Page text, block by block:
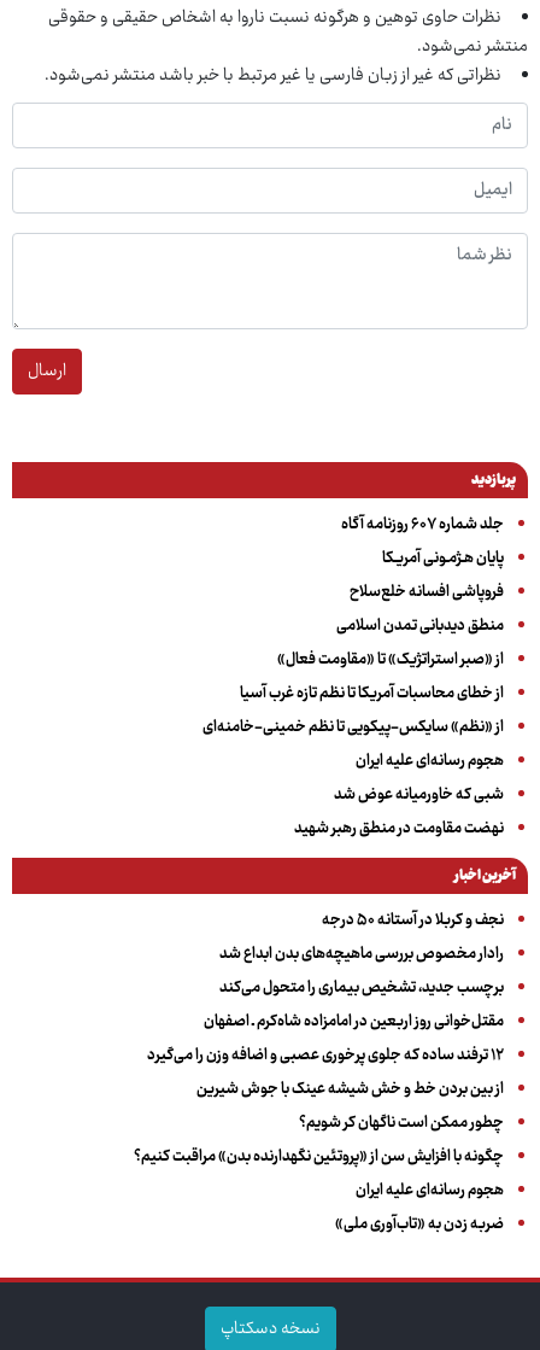
نظرات حاوی توهین و هرگونه نسبت ناروا به اشخاص حقیقی و حقوقی
منتشر نمی‌شود.
نظراتی که غیر از زبان فارسی یا غیر مرتبط با خبر باشد منتشر نمی‌شود.
ارسال
پربازدید
جلد شماره ۶۰۷ روزنامه آگاه
پایان هـژمـونی آمریـکا
فروپاشی افسانه خلع‌سلاح
منطق دیدبانی تمدن اسلامی
از «صبر استراتژیک» تا «مقاومت فعال»
از خطای محاسبات آمریکا تا نظم تازه غرب آسیا
از «نظم» سایکس-پیکویی تا نظم خمینی-خامنه‌ای
هجوم رسانه‌ای علیه ایران
شبی که خاورمیانه عوض شد
نهضت مقاومت در منطق رهبر شهید
آخرین اخبار
نجف و کربلا در آستانه ۵۰ درجه
رادار مخصوص بررسی ماهیچه‌های بدن ابداع شد
برچسب جدید، تشخیص بیماری را متحول می‌کند
مقتل‌خوانی روز اربعین در امامزاده شاه‌کرم ـ اصفهان
۱۲ ترفند ساده که جلوی پرخوری عصبی و اضافه ‌وزن را می‌گیرد
از بین بردن خط و خش شیشه عینک با جوش شیرین
چطور ممکن است ناگهان کر شویم؟
چگونه با افزایش سن از «پروتئین نگهدارنده بدن» مراقبت کنیم؟
هجوم رسانه‌ای علیه ایران
ضربه زدن به «تاب‌آوری ملی»
نسخه دسکتاپ